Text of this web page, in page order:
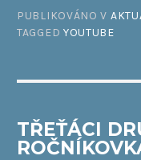
PUBLIKOVÁNO V
TAGGED YOUTUBE
TŘEŤÁCI